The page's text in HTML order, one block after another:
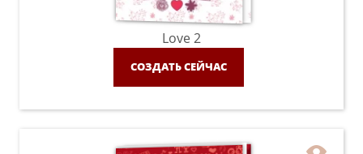
Love 2
СОЗДАТЬ СЕЙЧАС